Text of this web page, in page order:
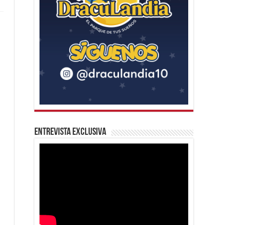
Entrevista Exclusiva